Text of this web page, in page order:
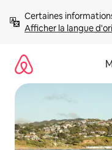
directement
Afficher la langue